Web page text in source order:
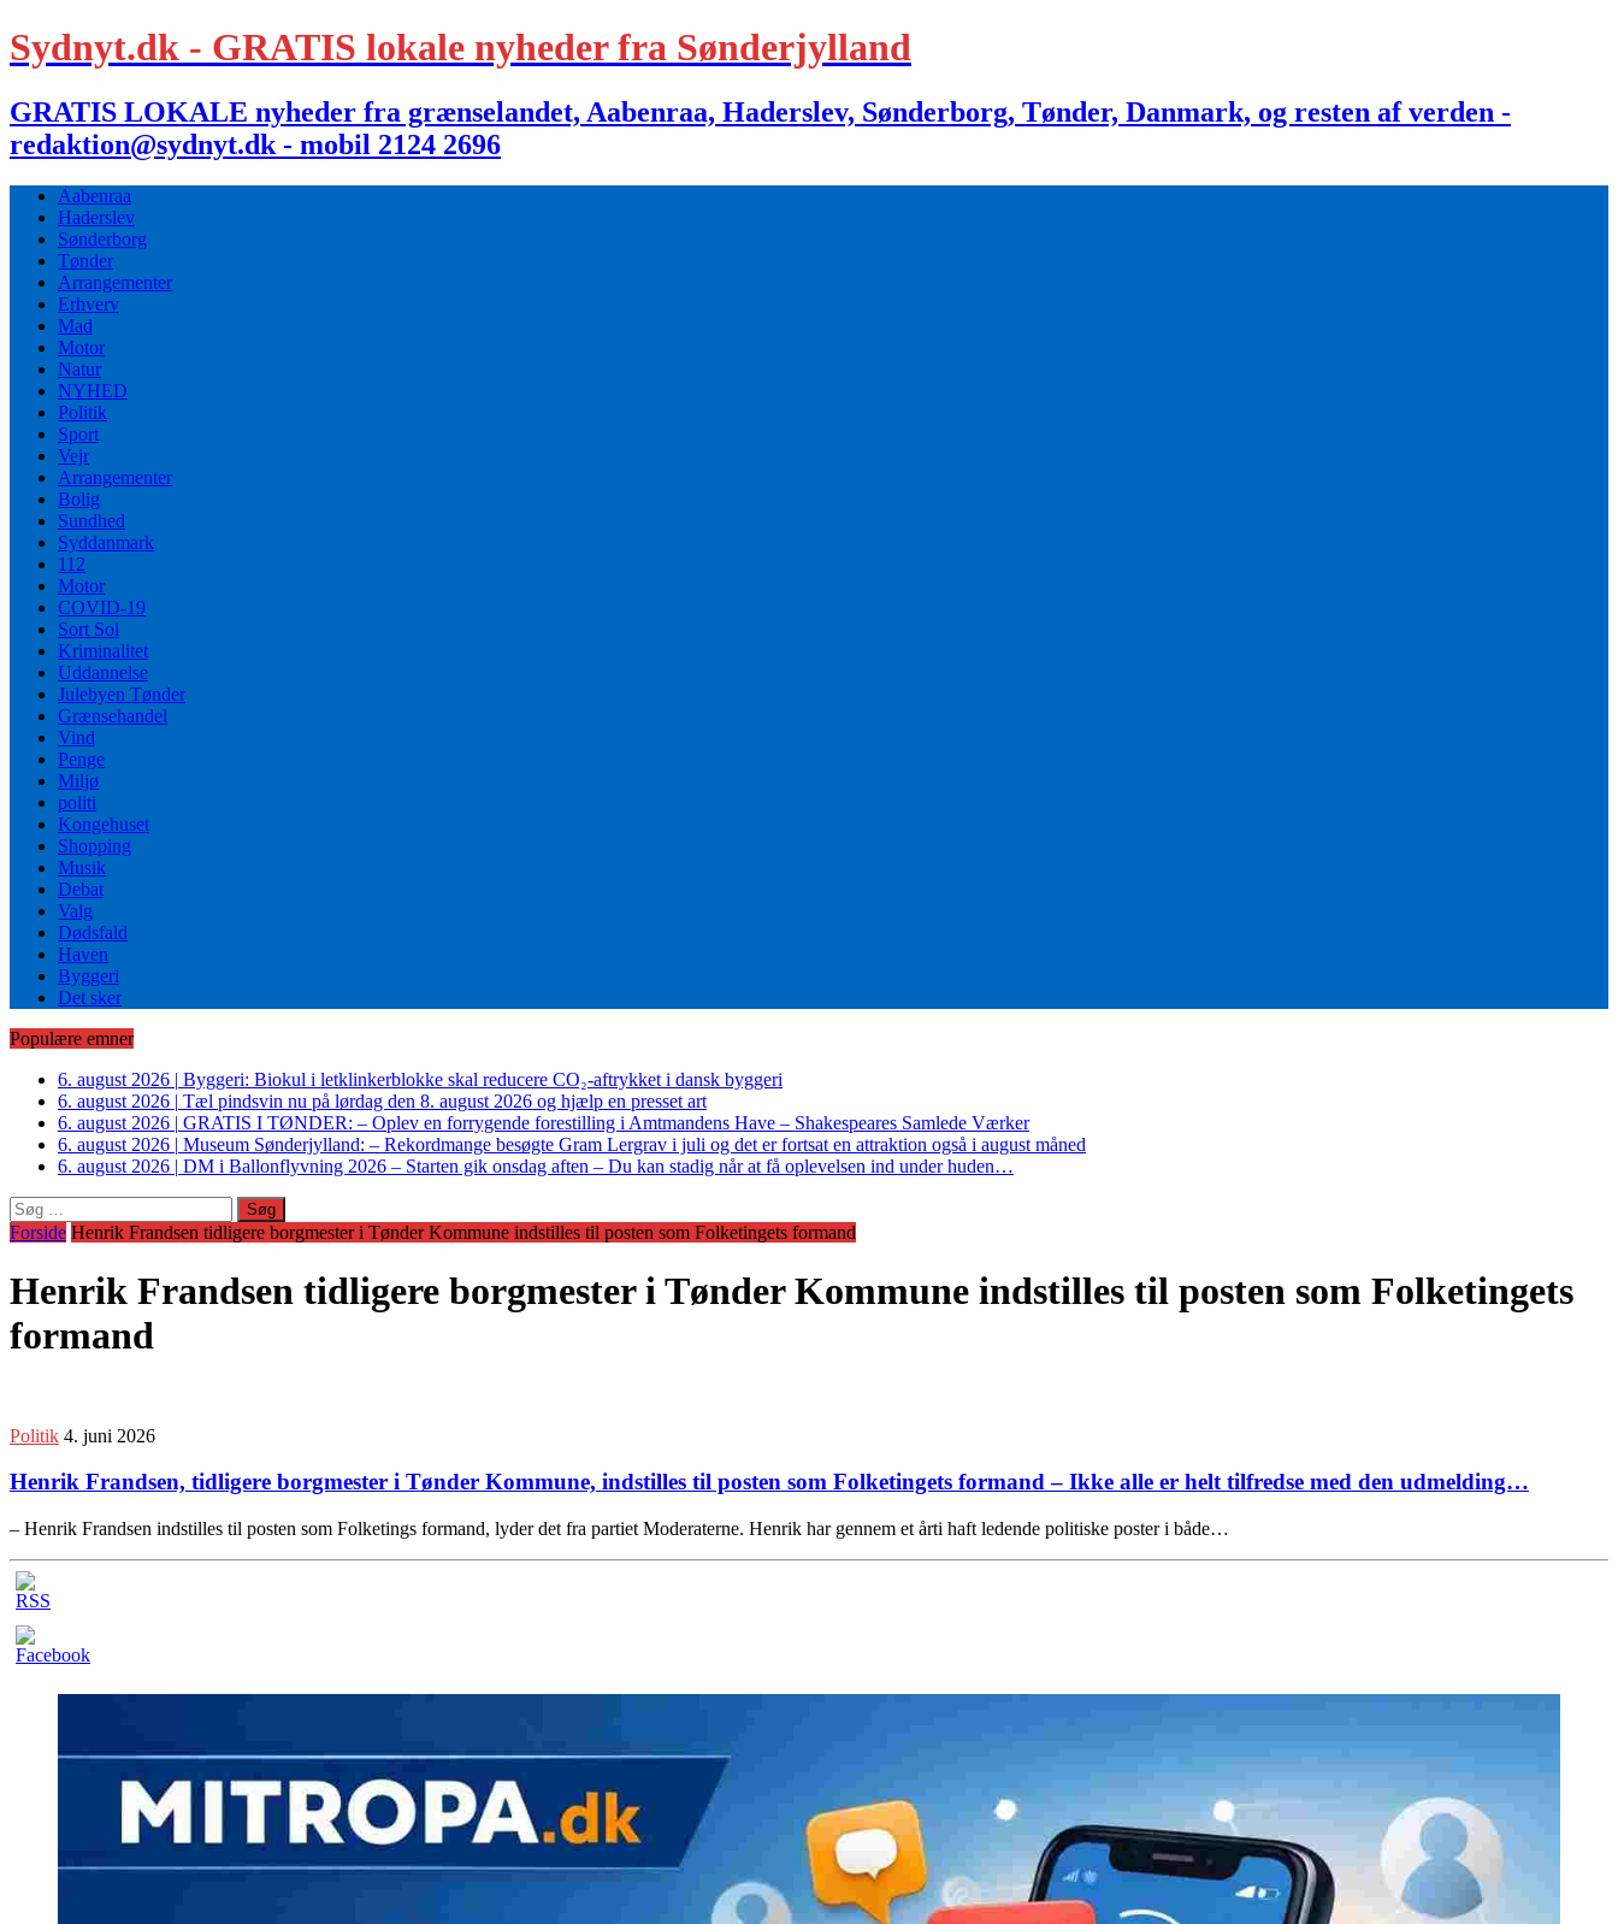
Sydnyt.dk - GRATIS lokale nyheder fra Sønderjylland
GRATIS LOKALE nyheder fra grænselandet, Aabenraa, Haderslev, Sønderborg, Tønder, Danmark, og resten af verden -
redaktion@sydnyt.dk - mobil 2124 2696
Aabenraa
Haderslev
Sønderborg
Tønder
Arrangementer
Erhverv
Mad
Motor
Natur
NYHED
Politik
Sport
Vejr
Arrangementer
Bolig
Sundhed
Syddanmark
112
Motor
COVID-19
Sort Sol
Kriminalitet
Uddannelse
Julebyen Tønder
Grænsehandel
Vind
Penge
Miljø
politi
Kongehuset
Shopping
Musik
Debat
Valg
Dødsfald
Haven
Byggeri
Det sker
Populære emner
6. august 2026 | Byggeri: Biokul i letklinkerblokke skal reducere CO₂-aftrykket i dansk byggeri
6. august 2026 | Tæl pindsvin nu på lørdag den 8. august 2026 og hjælp en presset art
6. august 2026 | GRATIS I TØNDER: – Oplev en forrygende forestilling i Amtmandens Have – Shakespeares Samlede Værker
6. august 2026 | Museum Sønderjylland: – Rekordmange besøgte Gram Lergrav i juli og det er fortsat en attraktion også i august måned
6. august 2026 | DM i Ballonflyvning 2026 – Starten gik onsdag aften – Du kan stadig når at få oplevelsen ind under huden…
Søg
efter:
Forside Henrik Frandsen tidligere borgmester i Tønder Kommune indstilles til posten som Folketingets formand
Henrik Frandsen tidligere borgmester i Tønder Kommune indstilles til posten som Folketingets
formand
Politik 4. juni 2026
Henrik Frandsen, tidligere borgmester i Tønder Kommune, indstilles til posten som Folketingets formand – Ikke alle er helt tilfredse med den udmelding…
– Henrik Frandsen indstilles til posten som Folketings formand, lyder det fra partiet Moderaterne. Henrik har gennem et årti haft ledende politiske poster i både…